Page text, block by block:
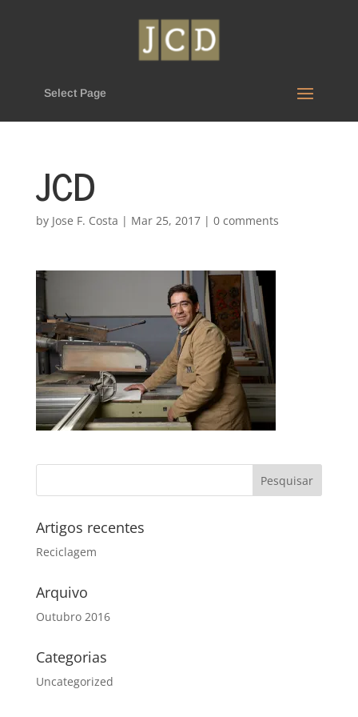
Select Page
JCD
by Jose F. Costa | Mar 25, 2017| 0 comments
Artigos recentes
Reciclagem
Arquivo
Outubro 2016
Categorias
Uncategorized